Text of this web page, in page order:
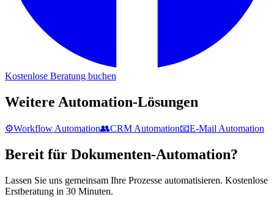
Kostenlose Beratung buchen
Weitere Automation-Lösungen
⚙️Workflow Automation👥CRM Automation📧E-Mail Automation
Bereit für Dokumenten-Automation?
Lassen Sie uns gemeinsam Ihre Prozesse automatisieren. Kostenlose
Erstberatung in 30 Minuten.